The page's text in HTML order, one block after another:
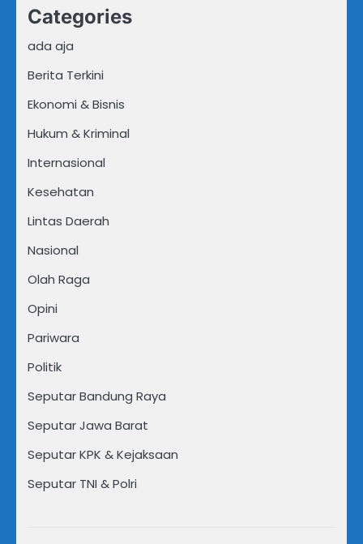
Categories
ada aja
Berita Terkini
Ekonomi & Bisnis
Hukum & Kriminal
Internasional
Kesehatan
Lintas Daerah
Nasional
Olah Raga
Opini
Pariwara
Politik
Seputar Bandung Raya
Seputar Jawa Barat
Seputar KPK & Kejaksaan
Seputar TNI & Polri